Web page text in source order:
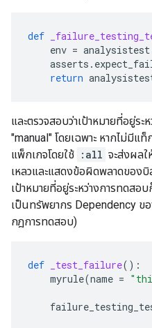
def
env = analysistest
asserts .
return
และตรวจสอบว่าเป้าหมายที่อยู่ร
"manual" โดยเฉพาะ หากไม่มีแ
แพ็กเกจโดยใช้ :all จะส่งผลใ
เหลวและแสดงข้อผิดพลาดของบิ
เป้าหมายที่อยู่ระหว่างการทดสอ
เป็นทรัพยากร Dependency ขอ
กฎการทดสอบ)
def _test_failure():
myrule(name =